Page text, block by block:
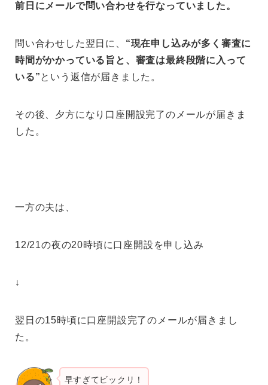
前日にメールで問い合わせを行なっていました。
問い合わせした翌日に、 “現在申し込みが多く審査に
時間がかかっている旨と、審査は最終段階に入って
いる”という返信が届きました。
その後、夕方になり口座開設完了のメールが届きま
した。
一方の夫は、
12/21の夜の20時頃に口座開設を申し込み
↓
翌日の15時頃に口座開設完了のメールが届きまし
た。
早すぎてビックリ！